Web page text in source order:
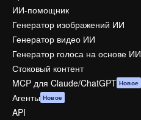
ИИ-помощник
Генератор изображений ИИ
Генератор видео ИИ
Генератор голоса на основе ИИ
Стоковый контент
MCP для Claude/ChatGPT Новое
Агенты Новое
API